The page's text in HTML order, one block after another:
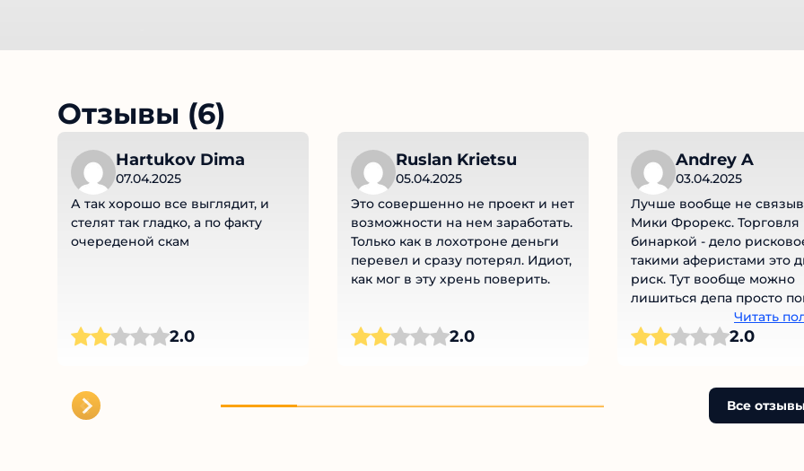
Отзывы (6)
Hartukov Dima
07.04.2025
А так хорошо все выглядит, и
стелят так гладко, а по факту
очереденой скам
2.0
Ruslan Krietsu
05.04.2025
Это совершенно не проект и нет
возможности на нем заработать.
Только как в лохотроне деньги
перевел и сразу потерял. Идиот,
как мог в эту хрень поверить.
2.0
Andrey A
03.04.2025
Лучше вообще не
Мики Фрорекс. Торговля
бинаркой - дело
такими аферистами это
риск. Тут вообще можно
лишиться депа просто
счёт, всё будет зависеть
честности брокера,
творить что угодно.
Читать
2.0
Все отзывы